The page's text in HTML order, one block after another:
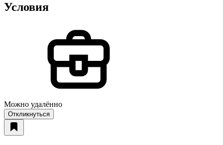
Условия
Можно удалённо
Откликнуться